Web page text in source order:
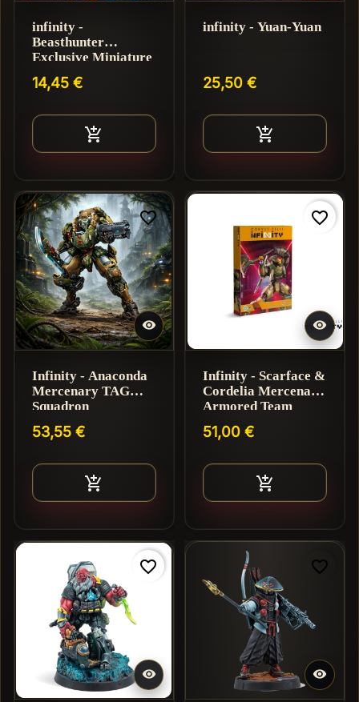
infinity -
Beasthunter
Exclusive Miniature
14,45 €

infinity - Yuan-Yuan
25,50 €


favorite_border
Infinity - Anaconda
Mercenary TAG
Squadron
53,55 €


favorite_border
Infinity - Scarface &
Cordelia Mercenary
Armored Team
51,00 €


favorite_border

favorite_border